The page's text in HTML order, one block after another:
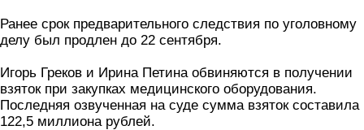
Ранее срок предварительного следствия по уголовному
делу был продлен до 22 сентября.
Игорь Греков и Ирина Петина обвиняются в получении
взяток при закупках медицинского оборудования.
Последняя озвученная на суде сумма взяток составила
122,5 миллиона рублей.